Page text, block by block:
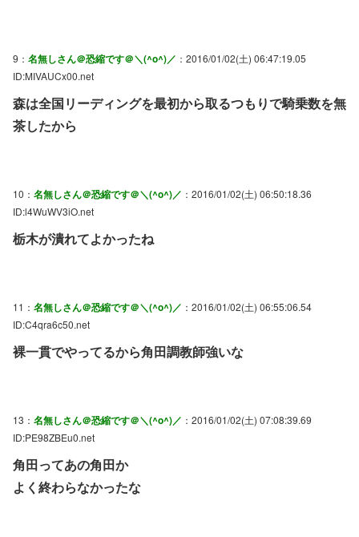
9： 名無しさん＠恐縮です＠＼(^o^)／ ：2016/01/02(土) 06:47:19.05
ID:MIVAUCx00.net
森は全国リーディングを最初から取るつもりで騎乗数を無
茶したから
10： 名無しさん＠恐縮です＠＼(^o^)／ ：2016/01/02(土) 06:50:18.36
ID:l4WuWV3iO.net
栃木が潰れてよかったね
11： 名無しさん＠恐縮です＠＼(^o^)／ ：2016/01/02(土) 06:55:06.54
ID:C4qra6c50.net
裸一貫でやってるから角田調教師強いな
13： 名無しさん＠恐縮です＠＼(^o^)／ ：2016/01/02(土) 07:08:39.69
ID:PE98ZBEu0.net
角田ってあの角田か
よく終わらなかったな